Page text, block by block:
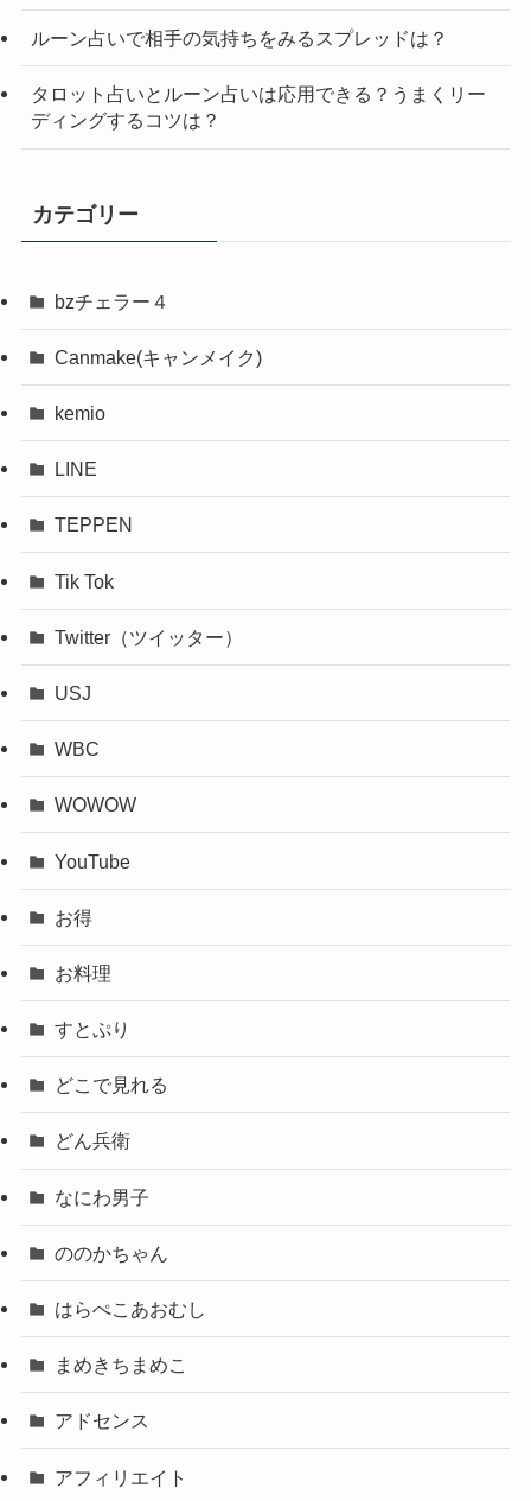
ルーン占いで相手の気持ちをみるスプレッドは？
タロット占いとルーン占いは応用できる？うまくリー
ディングするコツは？
カテゴリー
bzチェラー４
Canmake(キャンメイク)
kemio
LINE
TEPPEN
Tik Tok
Twitter（ツイッター）
USJ
WBC
WOWOW
YouTube
お得
お料理
すとぷり
どこで見れる
どん兵衛
なにわ男子
ののかちゃん
はらぺこあおむし
まめきちまめこ
アドセンス
アフィリエイト